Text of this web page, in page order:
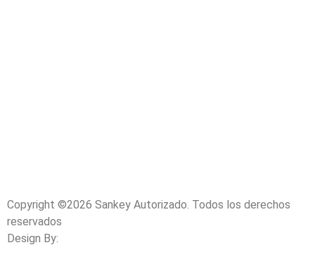
Copyright ©2026 Sankey Autorizado. Todos los derechos
reservados
Design By: